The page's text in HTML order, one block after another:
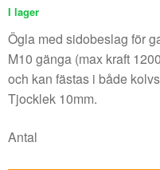
I lager
Ögla med sidobeslag för
M10 gänga (max kraft
och kan fästas i både
Tjocklek 10mm.
Antal